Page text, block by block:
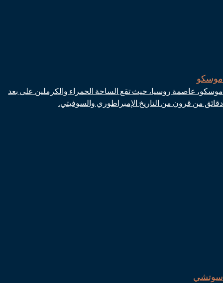
موسكو
موسكو، عاصمة روسيا، حيث تقع الساحة الحمراء والكرملين على بعد
دقائق من قرون من التاريخ الإمبراطوري والسوفيتي.
سوتشي